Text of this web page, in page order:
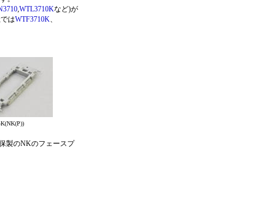
WTL3710Kなど)が
はWTF3710K
製のNKのフェースプ